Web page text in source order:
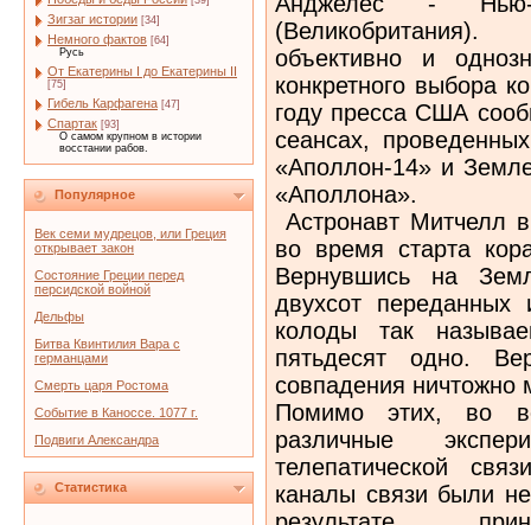
Зигзаг истории [34]
Немного фактов [64]
Русь
От Екатерины I до Екатерины II
[75]
Гибель Карфагена [47]
Спартак [93]
О самом крупном в истории
восстании рабов.
Популярное
Век семи мудрецов, или Греция
открывает закон
Состояние Греции перед
персидской войной
Дельфы
Битва Квинтилия Вара с
германцами
Смерть царя Ростома
Событие в Каноссе. 1077 г.
Подвиги Александра
Статистика
объективно и
конкретного выбора
году пресса США
сеансах,
«Аполлон-14» и
«Аполлона».
Астронавт Митчелл
во время старта
Вернувшись на
двухсот
колоды так
пятьдесят одно.
совпадения ничтожно
Помимо этих, во
различные
телепатической
каналы связи были